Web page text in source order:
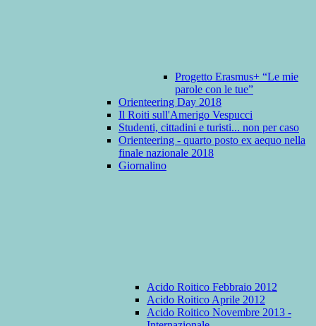
Progetto Erasmus+ “Le mie
parole con le tue”
Orienteering Day 2018
Il Roiti sull'Amerigo Vespucci
Studenti, cittadini e turisti... non per caso
Orienteering - quarto posto ex aequo nella
finale nazionale 2018
Giornalino
Acido Roitico Febbraio 2012
Acido Roitico Aprile 2012
Acido Roitico Novembre 2013 -